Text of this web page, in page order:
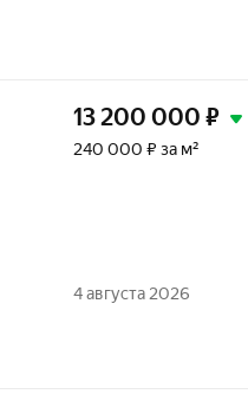
13 200 000 ₽
240 000 ₽ за м²
4 августа 2026